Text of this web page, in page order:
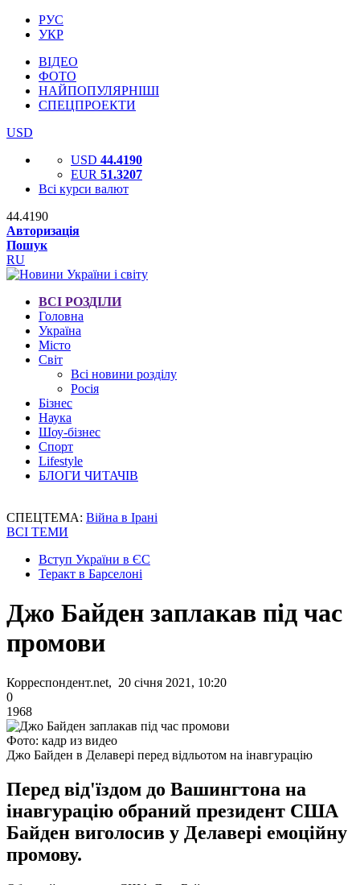
РУС
УКР
ВІДЕО
ФОТО
НАЙПОПУЛЯРНІШІ
СПЕЦПРОЕКТИ
USD
USD 44.4190
EUR 51.3207
Всі курси валют
44.4190
Авторизація
Пошук
RU
ВСІ РОЗДІЛИ
Головна
Україна
Місто
Світ
Всі новини розділу
Росія
Бізнес
Наука
Шоу-бізнес
Спорт
Lifestyle
БЛОГИ ЧИТАЧІВ
СПЕЦТЕМА: Війна в Ірані
ВСІ ТЕМИ
Вступ України в ЄС
Теракт в Барселоні
Джо Байден заплакав під час
промови
Корреспондент.net, 20 січня 2021, 10:20
0
1968
Фото: кадр из видео
Джо Байден в Делавері перед відльотом на інавгурацію
Перед від'їздом до Вашингтона на
інавгурацію обраний президент США
Байден виголосив у Делавері емоційну
промову.